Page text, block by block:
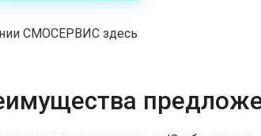
СМОСЕРВИС здесь